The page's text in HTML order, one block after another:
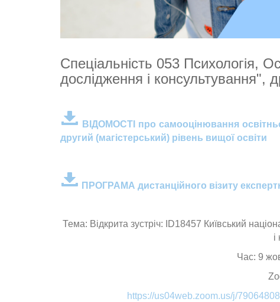
Спеціальність 053 Психологія,
дослідження і консультування",
ВІДОМОСТІ про самооцінювання
другий (магістерський) рівень вищої освіти
ПРОГРАМА дистанційного візиту
Тема: Відкрита зустріч: ID18457 Київський
Час: 9
https://us04web.zoom.us/j/